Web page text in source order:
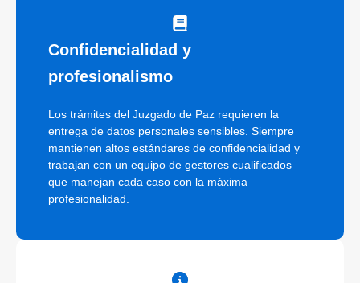
Confidencialidad y
profesionalismo
Los trámites del Juzgado de Paz requieren la
entrega de datos personales sensibles. Siempre
mantienen altos estándares de confidencialidad y
trabajan con un equipo de gestores cualificados
que manejan cada caso con la máxima
profesionalidad.